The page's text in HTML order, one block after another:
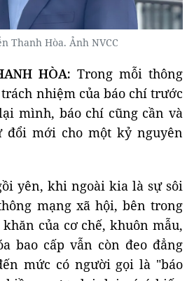
Thanh Hòa. Ảnh NVCC
HÒA: Trong mỗi thông
nhiệm của báo chí trước
mình, báo chí cũng cần và
đổi mới cho một kỷ nguyên
yên, khi ngoài kia là sự sôi
mạng xã hội, bên trong
của cơ chế, khuôn mẫu,
bao cấp vẫn còn đeo đẳng
mức có người gọi là "báo